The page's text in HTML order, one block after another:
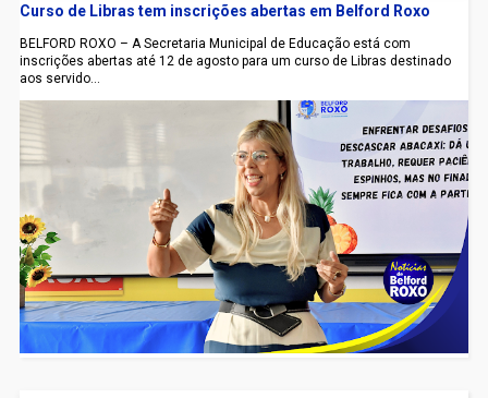
Curso de Libras tem inscrições abertas em Belford Roxo
BELFORD ROXO – A Secretaria Municipal de Educação está com
inscrições abertas até 12 de agosto para um curso de Libras destinado
aos servido...